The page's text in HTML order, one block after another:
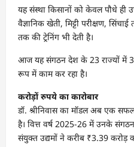
यह संस्था किसानों को केवल पौधे ही
वैज्ञानिक खेती, मिट्टी परीक्षण,
तक की ट्रेनिंग भी देती है।
आज यह संगठन देश के 23 राज्यों में
रूप में काम कर रहा है।
करोड़ों रुपये का कारोबार
डॉ. श्रीनिवास का मॉडल अब एक
है। वित्त वर्ष 2025-26 में उनके
संयुक्त उद्यमों ने करीब ₹3.39 करोड़